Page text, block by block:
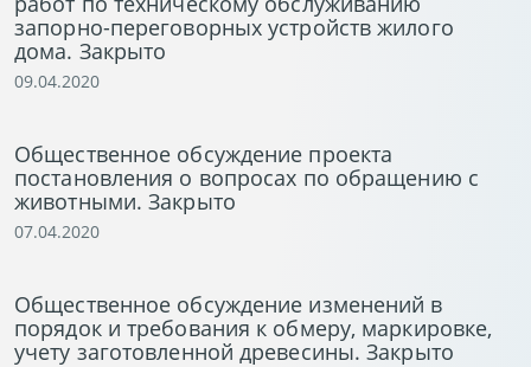
запорно-переговорных устройств жилого
дома. Закрыто
09.04.2020
Общественное обсуждение проекта
постановления о вопросах по обращению с
животными. Закрыто
07.04.2020
Общественное обсуждение изменений в
порядок и требования к обмеру, маркировке,
учету заготовленной древесины. Закрыто